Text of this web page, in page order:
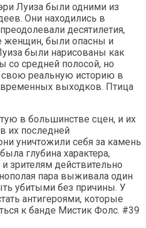
Луиза были одними из
Они находились в
десятилетия,
были опасны и
были нарисованы как
средней полосой, но
реальную историю в
выходков. Птица
в большинстве сцен, и их
их последней
уничтожили себя за камень
глубина характера,
зрителям действительно
пара выживала один
убитыми без причины. У
антигероями, которые
к банде Мистик Фолс. #39